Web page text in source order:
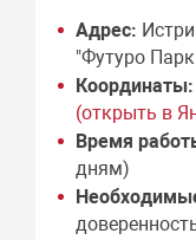
Адрес:
"Футуро
Координаты:
(открыть в
Время
дням)